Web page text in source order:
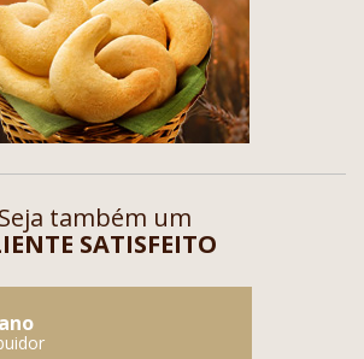
Seja também um
SATISFEITO